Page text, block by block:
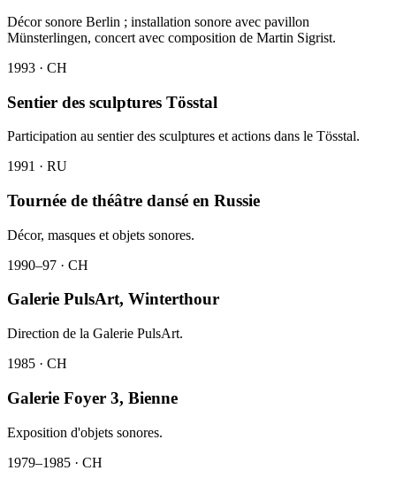
Décor sonore Berlin ; installation sonore avec pavillon
Münsterlingen, concert avec composition de Martin Sigrist.
1993 · CH
Sentier des sculptures Tösstal
Participation au sentier des sculptures et actions dans le Tösstal.
1991 · RU
Tournée de théâtre dansé en Russie
Décor, masques et objets sonores.
1990–97 · CH
Galerie PulsArt, Winterthour
Direction de la Galerie PulsArt.
1985 · CH
Galerie Foyer 3, Bienne
Exposition d'objets sonores.
1979–1985 · CH